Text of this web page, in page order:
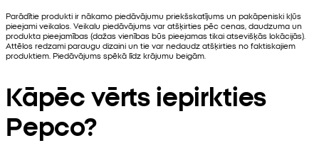
Parādītie produkti ir nākamo piedāvājumu priekšskatījums un pakāpeniski kļūs
pieejami veikalos. Veikalu piedāvājums var atšķirties pēc cenas, daudzuma un
produkta pieejamības (dažas vienības būs pieejamas tikai atsevišķās lokācijās).
Attēlos redzami paraugu dizaini un tie var nedaudz atšķirties no faktiskajiem
produktiem. Piedāvājums spēkā līdz krājumu beigām.
Kāpēc vērts iepirkties
Pepco?